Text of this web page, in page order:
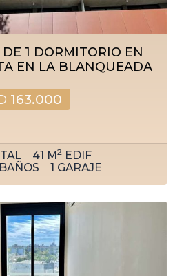
1 DORMITORIO EN
EN LA BLANQUEADA
163.000
41 M2 EDIF
BAÑOS 1 GARAJE